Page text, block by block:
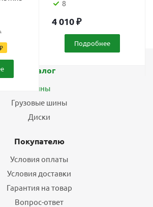
₽
8
4 010₽
Подробнее
Каталог
Шины
Грузовые шины
Диски
Покупателю
Условия оплаты
Условия доставки
Гарантия на товар
Вопрос-ответ